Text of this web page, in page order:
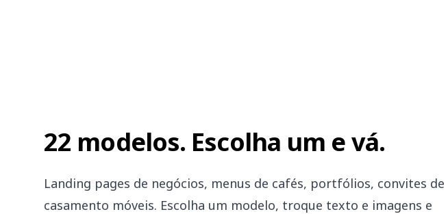
22 modelos. Escolha um e vá.
Landing pages de negócios, menus de cafés, portfólios, convites de
casamento móveis. Escolha um modelo, troque texto e imagens e